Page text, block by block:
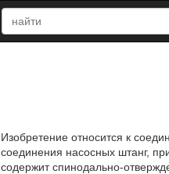
Изобретение относится к
соединения насосных штанг,
содержит спинодально-